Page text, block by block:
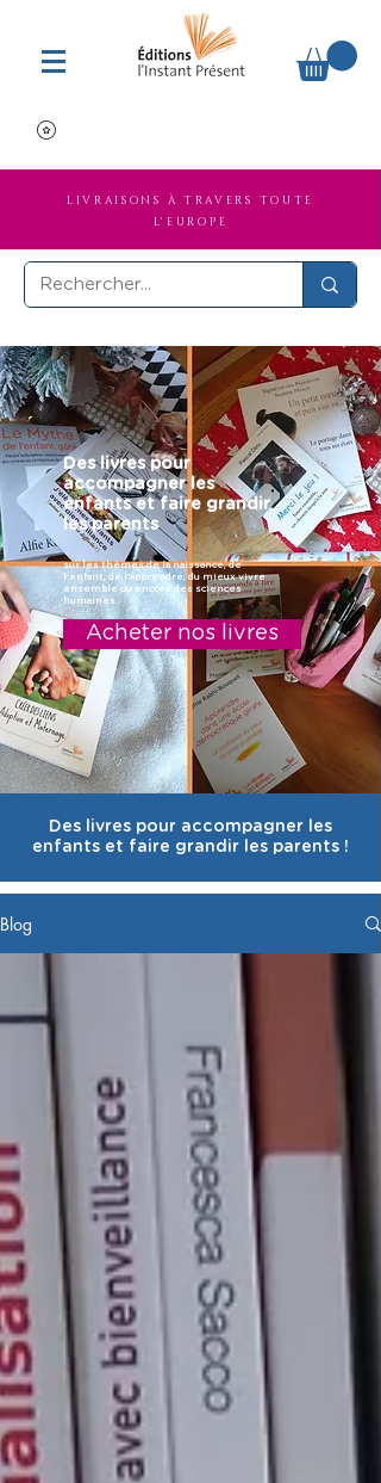
LIVRAISONS À TRAVERS TOUTE
L'EUROPE
Des livres pour
accompagner les
enfants et faire grandir
les parents
sur les thèmes de la naissance, de
l'enfant, de l'apprendre, du mieux vivre
ensemble ou encore des sciences
humaines.
Acheter nos livres
Des livres pour accompagner les
enfants et faire grandir les parents !
Blog